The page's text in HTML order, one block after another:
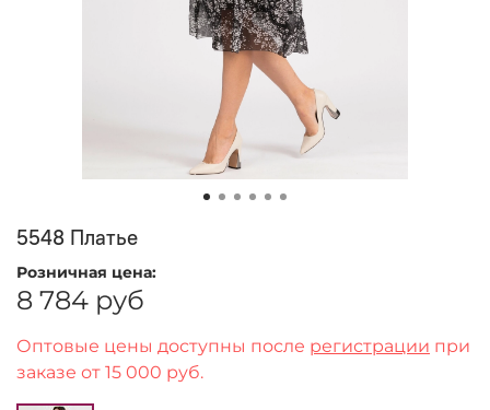
5548 Платье
Розничная цена:
8 784 руб
Оптовые цены доступны после регистрации при
заказе от 15 000 руб.